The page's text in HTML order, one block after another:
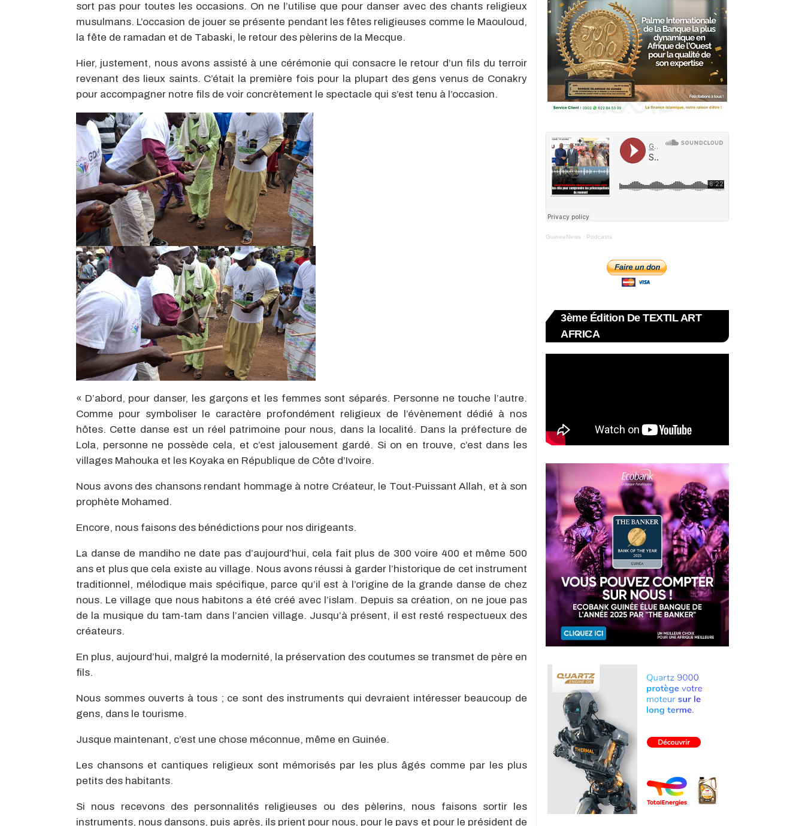
sort pas pour toutes les occasions. On ne l’utilise que pour danser avec des chants religieux
musulmans. L’occasion de jouer se présente pendant les fêtes religieuses comme le Maouloud,
la fête de ramadan et de Tabaski, le retour des pèlerins de la Mecque.
Hier, justement, nous avons assisté à une cérémonie qui consacre le retour d’un fils du terroir
revenant des lieux saints. C’était la première fois pour la plupart des gens venus de Conakry
pour accompagner notre fils de voir concrètement le spectacle qui s’est tenu à l’occasion.
« D’abord, pour danser, les garçons et les femmes sont séparés. Personne ne touche l’autre.
Comme pour symboliser le caractère profondément religieux de l’évènement dédié à nos
hôtes. Cette danse est un réel patrimoine pour nous, dans la localité. Dans la préfecture de
Lola, personne ne possède cela, et c’est jalousement gardé. Si on en trouve, c’est dans les
villages Mahouka et les Koyaka en République de Côte d’Ivoire.
Nous avons des chansons rendant hommage à notre Créateur, le Tout-Puissant Allah, et à son
prophète Mohamed.
Encore, nous faisons des bénédictions pour nos dirigeants.
La danse de mandiho ne date pas d’aujourd’hui, cela fait plus de 300 voire 400 et même 500
ans et plus que cela existe au village. Nous avons réussi à garder l’historique de cet instrument
traditionnel, mélodique mais spécifique, parce qu’il est à l’origine de la grande danse de chez
nous. Le village que nous habitons a été créé avec l’islam. Depuis sa création, on ne joue pas
de la musique du tam-tam dans l’ancien village. Jusqu’à présent, il est resté respectueux des
créateurs.
En plus, aujourd’hui, malgré la modernité, la préservation des coutumes se transmet de père en
fils.
Nous sommes ouverts à tous ; ce sont des instruments qui devraient intéresser beaucoup de
gens, dans le tourisme.
Jusque maintenant, c’est une chose méconnue, même en Guinée.
Les chansons et cantiques religieux sont mémorisés par les plus âgés comme par les plus
petits des habitants.
Si nous recevons des personnalités religieuses ou des pèlerins, nous faisons sortir les
instruments, nous dansons, puis après, ils prient pour nous, pour le pays et pour le président de
GuineeNews · Podcasts
3ème Édition De TEXTIL ART
AFRICA